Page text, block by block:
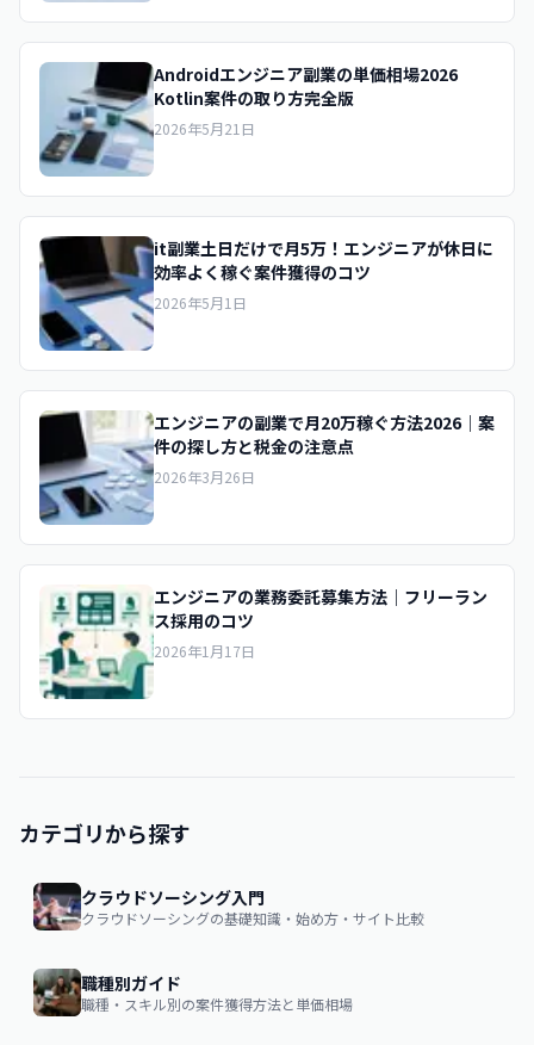
Androidエンジニア副業の単価相場2026
Kotlin案件の取り方完全版
2026年5月21日
it副業土日だけで月5万！エンジニアが休日に
効率よく稼ぐ案件獲得のコツ
2026年5月1日
エンジニアの副業で月20万稼ぐ方法2026｜案
件の探し方と税金の注意点
2026年3月26日
エンジニアの業務委託募集方法｜フリーラン
ス採用のコツ
2026年1月17日
カテゴリから探す
クラウドソーシング入門
クラウドソーシングの基礎知識・始め方・サイト比較
職種別ガイド
職種・スキル別の案件獲得方法と単価相場